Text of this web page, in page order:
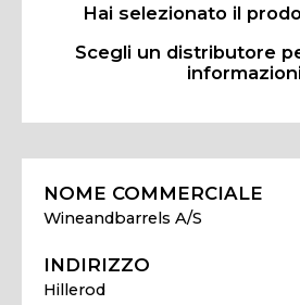
Hai selezionato il
Scegli un distributore
NOME COMMERCIALE
Wineandbarrels A/S
INDIRIZZO
Hillerod